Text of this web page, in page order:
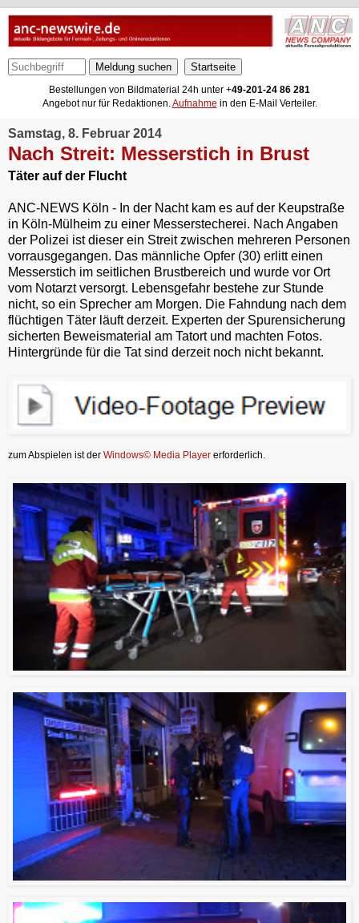
Meldung suchen
Bestellungen von Bildmaterial 24h unter +49-201-24 86 281
Angebot nur für Redaktionen.Aufnahme in den E-Mail Verteiler.
Samstag, 8. Februar 2014
Nach Streit: Messerstich in Brust
Täter auf der Flucht
ANC-NEWS Köln - In der Nacht kam es auf der Keupstraße
in Köln-Mülheim zu einer Messerstecherei. Nach Angaben
der Polizei ist dieser ein Streit zwischen mehreren Personen
vorrausgegangen. Das männliche Opfer (30) erlitt einen
Messerstich im seitlichen Brustbereich und wurde vor Ort
vom Notarzt versorgt. Lebensgefahr bestehe zur Stunde
nicht, so ein Sprecher am Morgen. Die Fahndung nach dem
flüchtigen Täter läuft derzeit. Experten der Spurensicherung
sicherten Beweismaterial am Tatort und machten Fotos.
Hintergründe für die Tat sind derzeit noch nicht bekannt.
zum Abspielen ist der Windows© Media Player erforderlich.